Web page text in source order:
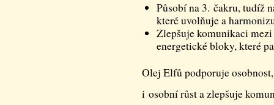
Působí na 3. čakru, tudíž
které uvolňuje a
Zlepšuje komunikaci
energetické bloky, které
Olej Elfů podporuje
i osobní růst a zlepšuje